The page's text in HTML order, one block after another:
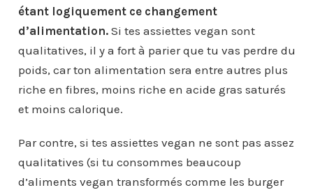
étant logiquement ce changement
d’alimentation.Si tes assiettes vegan sont
qualitatives, il y a fort à parier que tu vas perdre du
poids, car ton alimentation sera entre autres plus
riche en fibres, moins riche en acide gras saturés
et moins calorique.
Par contre, si tes assiettes vegan ne sont pas assez
qualitatives (si tu consommes beaucoup
d’aliments vegan transformés comme les burger